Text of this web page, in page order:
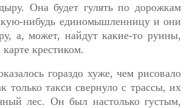
Она будет гулять по дорожкам
нибудь единомышленницу и они
а, может, найдут какие-то руины,
крестиком.
гораздо хуже, чем рисовало
только такси свернуло с трассы, их
лес. Он был настолько густым,